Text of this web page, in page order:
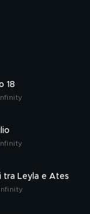
18
tra Leyla e Ates